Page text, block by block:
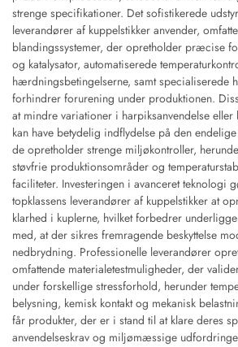
strenge specifikationer. Det sofistikerede
leverandører af kuppelstikker anvender,
blandingssystemer, der opretholder præcise
og katalysator, automatiserede
hærdningsbetingelserne, samt specialiserede
forhindrer forurening under produktionen.
at mindre variationer i harpiksanvendelse
kan have betydelig indflydelse på den
de opretholder strenge miljøkontroller,
støvfrie produktionsområder og
faciliteter. Investeringen i avanceret teknologi
topklassens leverandører af kuppelstikker at
klarhed i kuplerne, hvilket forbedrer
med, at der sikres fremragende beskyttelse
nedbrydning. Professionelle leverandører
omfattende materialetestmuligheder, der
under forskellige stressforhold, herunder
belysning, kemisk kontakt og mekanisk
får produkter, der er i stand til at klare deres
anvendelseskrav og miljømæssige